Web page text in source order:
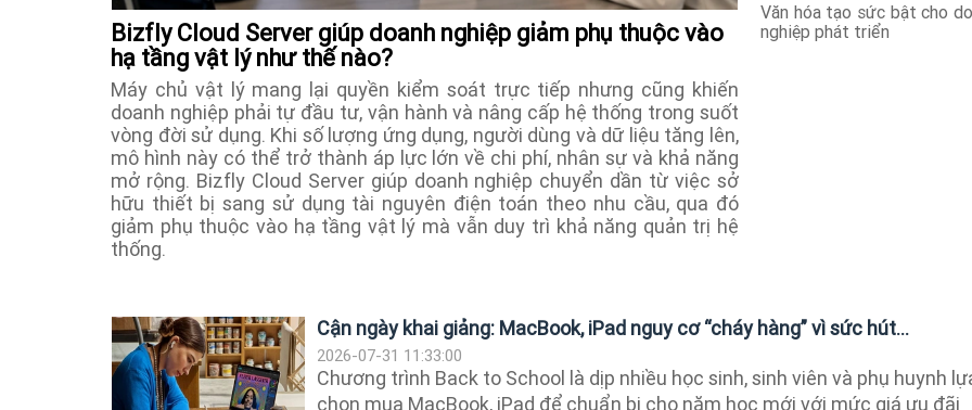
Bizfly Cloud Server giúp doanh nghiệp giảm phụ thuộc vào
hạ tầng vật lý như thế nào?
Máy chủ vật lý mang lại quyền kiểm soát trực tiếp nhưng cũng khiến
doanh nghiệp phải tự đầu tư, vận hành và nâng cấp hệ thống trong suốt
vòng đời sử dụng. Khi số lượng ứng dụng, người dùng và dữ liệu tăng lên,
mô hình này có thể trở thành áp lực lớn về chi phí, nhân sự và khả năng
mở rộng. Bizfly Cloud Server giúp doanh nghiệp chuyển dần từ việc sở
hữu thiết bị sang sử dụng tài nguyên điện toán theo nhu cầu, qua đó
giảm phụ thuộc vào hạ tầng vật lý mà vẫn duy trì khả năng quản trị hệ
thống.
Văn hóa tạo sức bật cho
nghiệp phát triển
Cận ngày khai giảng: MacBook, iPad nguy cơ “cháy hàng” vì sức hút...
2026-07-31 11:33:00
Chương trình Back to School là dịp nhiều học sinh, sinh viên và phụ huynh
chọn mua MacBook, iPad để chuẩn bị cho năm học mới với mức giá ưu đãi